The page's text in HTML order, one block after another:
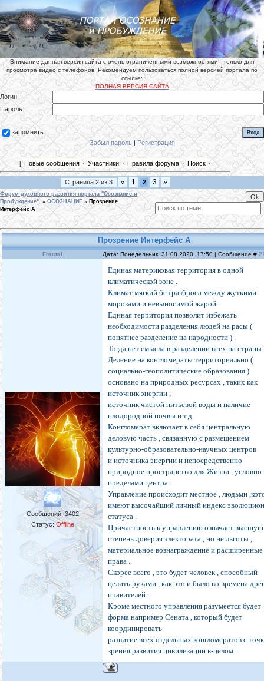
Внимание данная версия сайта с очень ограниченными возможностями - только для
просмотра видео с телефонов. Рекомендуем пользоваться полной версией портала по
ссылке:
ПОЛНАЯ ВЕРСИЯ САЙТА
Логин:
Пароль:
запомнить
Забыл пароль| Регистрация
[ Новые сообщения · Участники · Правила форума · Поиск·
Страница 2 из 3 « 1 2 3 »
Форум духовного развития портала "Осознание и
Пробуждение". » ОСОЗНАНИЕ » Прозрение
Интерфейс А
Прозрение Интерфейс А
Fractal Дата: Понедельник, 31.08.2020, 17:50 | Сообщение #
Сообщений:3402
Статус:Offline
Единая материковая территория в одной
климатической зоне .
Климат мягкий без разброса между жуткими
морозами и невыносимой жарой .
Единая территория позволит избежать
необходимости разделения людей на расы (
понятнее разделение на народности ) .
Тогда нет смысла в разделении всех на страны
Деление на конгломераты территориально (
социально-геополитические образования )
основано на природных ресурсах , таких как
источник энергии ,
источник чистой питьевой воды и наличие
плодородной почвы и т.д.
Конгломерат включает в себя центральную
деловую часть , связанную с размещением
культурно-образовательно-научных центров
и источника энергии и непосредственно
природное пространство для Жизни , условно
пределами центра .
Управление происходит местное , людьми
имеют высочайший личный индекс
статуса .
Причастность к управлению означает высшую
степень доверия электората , но не льготы ,
материальное вознаграждение и расширенные
права .
Скорее всего , это будет человек , способный
целить руками , как это и было во времена
правителей .
Кроме местного управления разумеется будет
форма например Сената , который будет
координировать
развитие всех отдельных конгломератов с
зрения развития цивилизации в-целом .